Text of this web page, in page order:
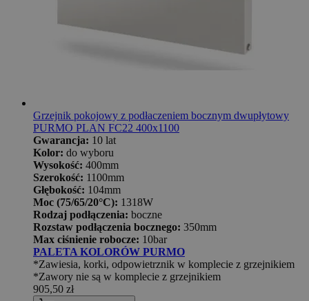
Grzejnik pokojowy z podłaczeniem bocznym dwupłytowy
PURMO PLAN FC22 400x1100
Gwarancja: 10 lat
Kolor: do wyboru
Wysokość: 400mm
Szerokość: 1100mm
Głębokość: 104mm
Moc (75/65/20°C): 1318W
Rodzaj podłączenia: boczne
Rozstaw podłączenia bocznego: 350mm
Max ciśnienie robocze: 10bar
PALETA KOLORÓW PURMO
*Zawiesia, korki, odpowietrznik w komplecie z grzejnikiem
*Zawory nie są w komplecie z grzejnikiem
905,50 zł